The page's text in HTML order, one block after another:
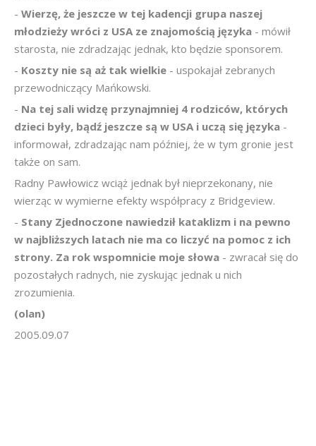
- Wierzę, że jeszcze w tej kadencji grupa naszej
młodzieży wróci z USA ze znajomością języka - mówił
starosta, nie zdradzając jednak, kto będzie sponsorem.
- Koszty nie są aż tak wielkie - uspokajał zebranych
przewodniczący Mańkowski.
- Na tej sali widzę przynajmniej 4 rodziców, których
dzieci były, bądź jeszcze są w USA i uczą się języka -
informował, zdradzając nam później, że w tym gronie jest
także on sam.
Radny Pawłowicz wciąż jednak był nieprzekonany, nie
wierząc w wymierne efekty współpracy z Bridgeview.
- Stany Zjednoczone nawiedził kataklizm i na pewno
w najbliższych latach nie ma co liczyć na pomoc z ich
strony. Za rok wspomnicie moje słowa - zwracał się do
pozostałych radnych, nie zyskując jednak u nich
zrozumienia.
(olan)
2005.09.07